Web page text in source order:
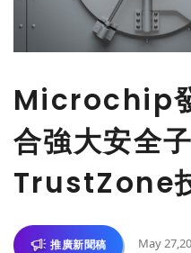
Microchip
合強大安全
TrustZone
推廣新聞稿 May